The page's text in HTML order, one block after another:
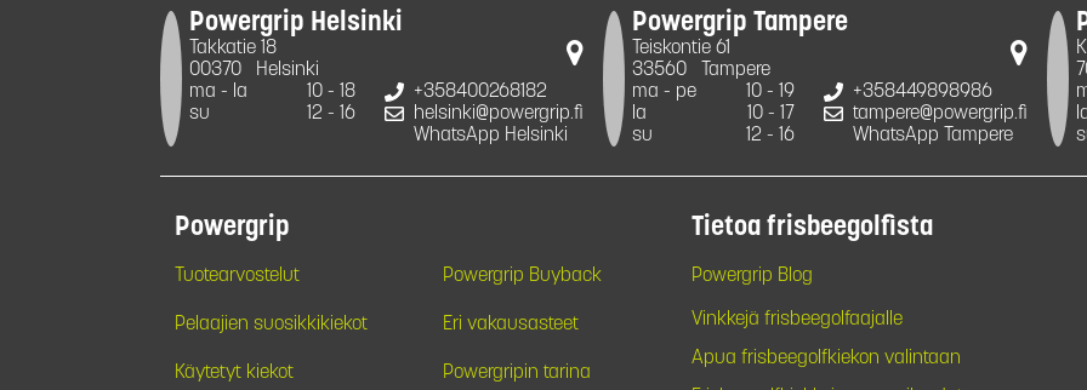
Powergrip Helsinki
Takkatie 18
00370
Helsinki
ma - la
10 - 18
su
12 - 16
+358400268182
helsinki@powergrip.fi
WhatsApp Helsinki
Powergrip Tampere
Teiskontie 61
33560
Tampere
ma - pe
10 - 19
la
10 - 17
su
12 - 16
+358449898986
tampere@powergrip.fi
WhatsApp Tampere
Powergrip
Tuotearvostelut Powergrip Buyback
Pelaajien suosikkikiekot Eri vakausasteet
Käytetyt kiekot Powergripin tarina
Tietoa frisbeegolfista
Powergrip Blog
Vinkkejä frisbeegolfaajalle
Apua frisbeegolfkiekon valintaan